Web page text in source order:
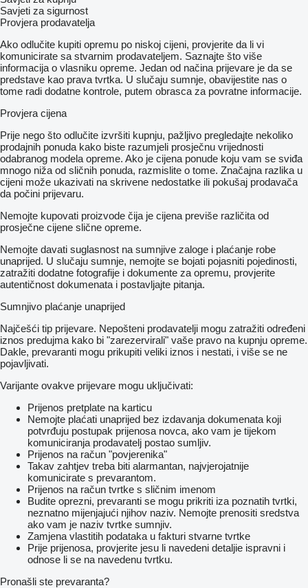
- nowe plandeki
+
PRZYCZEPA:
- producent Wielton
- pierwszy właściciel - Salon Polska
- rok produkcji 2023
- DMC 18000 kg
- ładowność 13000 kg
- osie SAF
- przednia ściana aluminiowa
- 5 skrzynek narzędziowych
- hamulce tarczowe
- rozmiar opon 265/70 R19.5
ZABUDOWA PRZYCZEPY:
- rok produkcji 2023
- certyfikat XL
- podnoszony dach z regulacją i ustawieniem stałym na dwóch
wysokościach (+5cm)
- suwany dach
- nowe plandeki
dobry.
Pomagamy uzyskać leasing i kredyt na najlepszych
warunkach!
- Uproszczone procedury i minimum formalności
- Atrakcyjne warunki finansowania dopasowane do Twoich
potrzeb
- Szybka decyzja i realizacja nawet w 3–4 dni
- Wygodna obsługa z dojazdem do Klienta
- Indywidualne podejście i wsparcie na każdym etapie
Sprawdź naszą ofertę i skontaktuj się jeszcze dziś
Niniejsze ogłoszenie jest wyłącznie informacją handlową i nie
stanowi oferty w myśl art. 66.
§ 1. Kodeksu Cywilnego. Sprzedający nie odpowiada za
ewentualne błędy lub nieaktualność ogłoszenia.
- - - - - - - - - - - - - - - - - - - - - - - - - - - - - - - - - - - - - - - - - - - - - -
- - - - - - -
English translation:
Savjeti za sigurnost
Provjera prodavatelja
Ako odlučite kupiti opremu po niskoj cijeni, provjerite da li vi
komunicirate sa stvarnim prodavateljem. Saznajte što više
informacija o vlasniku opreme. Jedan od načina prijevare je da se
predstave kao prava tvrtka. U slučaju sumnje, obavijestite nas o
tome radi dodatne kontrole, putem obrasca za povratne informacije.
Provjera cijena
Prije nego što odlučite izvršiti kupnju, pažljivo pregledajte nekoliko
prodajnih ponuda kako biste razumjeli prosječnu vrijednosti
odabranog modela opreme. Ako je cijena ponude koju vam se sviđa
mnogo niža od sličnih ponuda, razmislite o tome. Značajna razlika u
cijeni može ukazivati ​​na skrivene nedostatke ili pokušaj prodavača
da počini prijevaru.
Nemojte kupovati proizvode čija je cijena previše različita od
prosječne cijene slične opreme.
Nemojte davati suglasnost na sumnjive zaloge i plaćanje robe
unaprijed. U slučaju sumnje, nemojte se bojati pojasniti pojedinosti,
zatražiti dodatne fotografije i dokumente za opremu, provjerite
autentičnost dokumenata i postavljajte pitanja.
Sumnjivo plaćanje unaprijed
Najčešći tip prijevare. Nepošteni prodavatelji mogu zatražiti određeni
iznos predujma kako bi "zarezervirali" vaše pravo na kupnju opreme.
Dakle, prevaranti mogu prikupiti veliki iznos i nestati, i više se ne
pojavljivati.
Varijante ovakve prijevare mogu uključivati:
Prijenos pretplate na karticu
Nemojte plaćati unaprijed bez izdavanja dokumenata koji
potvrđuju postupak prijenosa novca, ako vam je tijekom
komuniciranja prodavatelj postao sumljiv.
Prijenos na račun "povjerenika"
Takav zahtjev treba biti alarmantan, najvjerojatnije
komunicirate s prevarantom.
Prijenos na račun tvrtke s sličnim imenom
Budite oprezni, prevaranti se mogu prikriti iza poznatih tvrtki,
neznatno mijenjajući njihov naziv. Nemojte prenositi sredstva
ako vam je naziv tvrtke sumnjiv.
Zamjena vlastitih podataka u fakturi stvarne tvrtke
Prije prijenosa, provjerite jesu li navedeni detaljie ispravni i
odnose li se na navedenu tvrtku.
Pronašli ste prevaranta?